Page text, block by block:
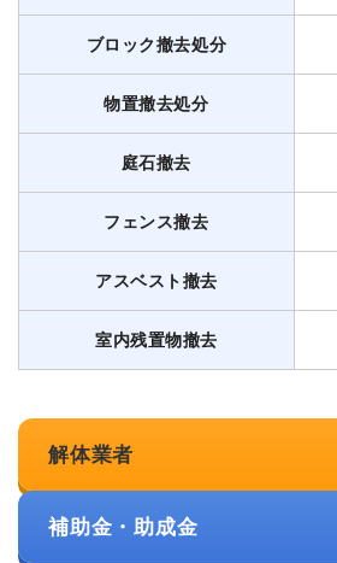
ブロック撤去処分
物置撤去処分
庭石撤去
フェンス撤去
アスベスト撤去
室内残置物撤去
解体業者
補助金・助成金